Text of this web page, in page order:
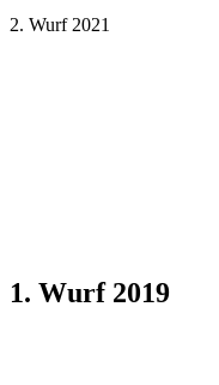
2. Wurf 2021
1. Wurf 2019